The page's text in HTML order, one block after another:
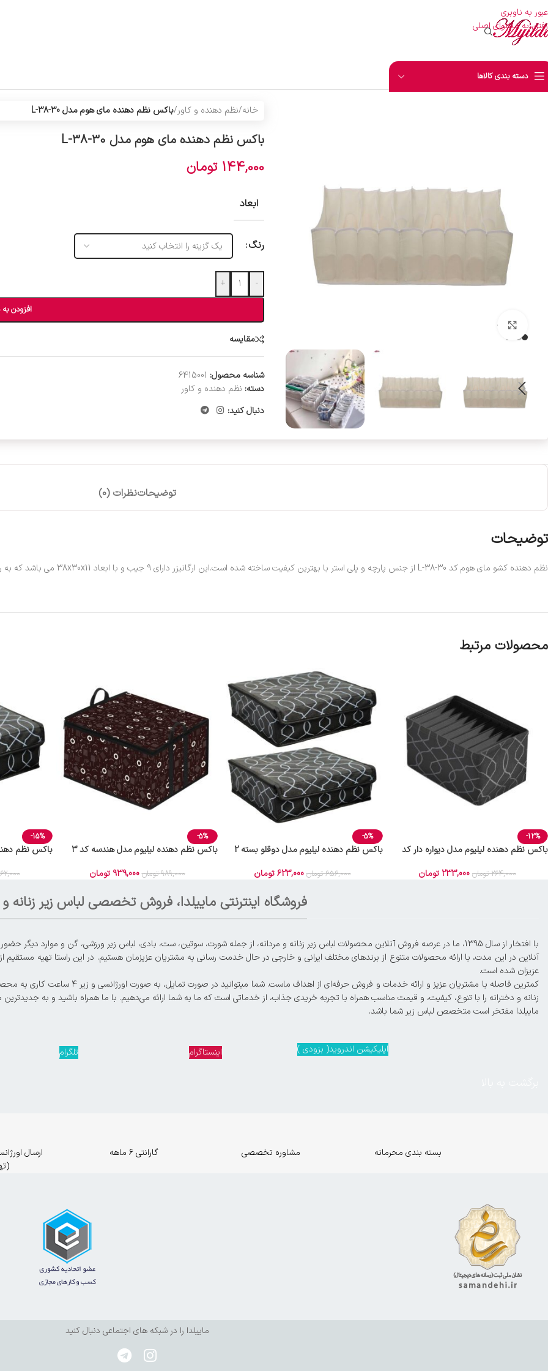
عبور به ناوبری
رفتن به محتوای اصلی
دسته بندی کالاها
خانه/نظم دهنده و کاور/باکس نظم دهنده مای هوم مدل L-38-30
باکس نظم دهنده مای هوم مدل L-38-30
144,000 تومان
ابعاد
رنگ
-
+
افزودن
مقایسه
شناسه محصول: 6415001
دسته: نظم دهنده و کاور
دنبال کنید:
توضیحاتنظرات (0)
توضیحات
نظم دهنده کشو مای هوم کد L-38-30 از جنس پارچه و پلی استر با بهترین کیفیت ساخته شده است.این ارگانیزر دارای 9 جیب و با ابعاد 38x30x11 می باشد که به راحتی می توانید وسایل خود را در آن جای داده و مرتب کنید.
محصولات مرتبط
-12%
باکس نظم دهنده لیلیوم مدل دیواره دار کد
264,000 تومان 233,000تومان
-5%
باکس نظم دهنده لیلیوم مدل دوقلو بسته 2
656,000 تومان 623,000 تومان
-5%
باکس نظم دهنده لیلیوم مدل هندسه کد 3
989,000 تومان 939,000 تومان
-15%
فروشگاه اینترنتی ماییلدا، فروش تخصصی لباس زیر زنانه و
آنلاین در این مدت، با ارائه محصولات متنوع از برندهای مختلف ایرانی و خارجی در حال خدمت رسانی به مشتریان عزیزمان هستیم. در این راستا تهیه مستقیم از
عزیزان شده است.
زنانه و دخترانه را با تنوع، کیفیت، و قیمت مناسب همراه با تجربه خریدی جذاب، از خدماتی است که ما به شما ارائه می‌دهیم. با ما همراه باشید و به
ماییلدا مفتخر است متخصص لباس زیر شما باشد.
اپلیکیشن اندروید( بزودی ) اینستاگرام تلگرام
گارانتی 6 ماهه مشاوره تخصصی بسته بندی محرمانه
ماییلدا را در شبکه های اجتماعی دنبال کنید